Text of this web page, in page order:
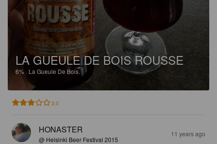
LA GUEULE DE BOIS ROUSSE
6% . La Gueule De Bois.
3.0
HONASTER
@ Helsinki Beer Festival 2015
11 years ago